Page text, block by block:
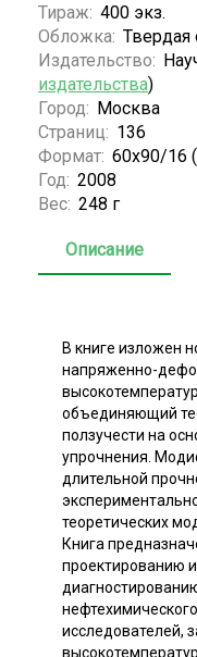
Тираж: 400 экз.
Обложка:
Издательство:
издательства)
Город: Москва
Страниц: 136
Формат: 60x90/16
Год: 2008
Вес: 248 г
Описание
В книге изложен
напряженно-
объединяющий
ползучести на
упрочнения.
длительной
теоретических
Книга
проектированию
исследователей,